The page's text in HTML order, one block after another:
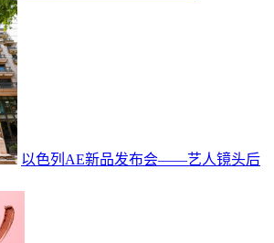
以色列AE新品发布会——艺人镜头后